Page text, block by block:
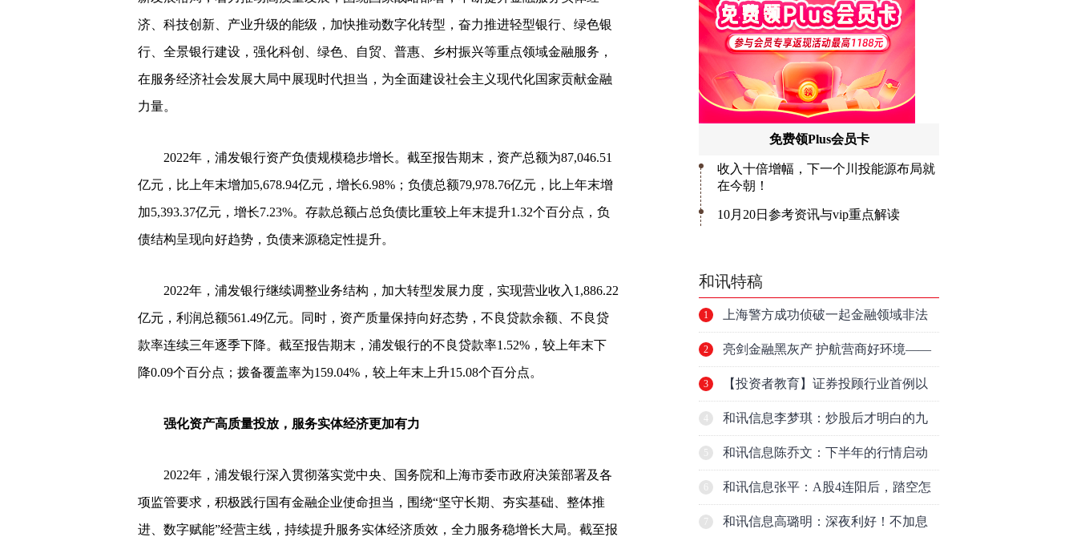
济、科技创新、产业升级的能级，加快推动数字化转型，奋力推进轻型银行、绿色银
行、全景银行建设，强化科创、绿色、自贸、普惠、乡村振兴等重点领域金融服务，
在服务经济社会发展大局中展现时代担当，为全面建设社会主义现代化国家贡献金融
力量。
2022年，浦发银行资产负债规模稳步增长。截至报告期末，资产总额为87,046.51
亿元，比上年末增加5,678.94亿元，增长6.98%；负债总额79,978.76亿元，比上年末增
加5,393.37亿元，增长7.23%。存款总额占总负债比重较上年末提升1.32个百分点，负
债结构呈现向好趋势，负债来源稳定性提升。
2022年，浦发银行继续调整业务结构，加大转型发展力度，实现营业收入1,886.22
亿元，利润总额561.49亿元。同时，资产质量保持向好态势，不良贷款余额、不良贷
款率连续三年逐季下降。截至报告期末，浦发银行的不良贷款率1.52%，较上年末下
降0.09个百分点；拨备覆盖率为159.04%，较上年末上升15.08个百分点。
强化资产高质量投放，服务实体经济更加有力
2022年，浦发银行深入贯彻落实党中央、国务院和上海市委市政府决策部署及各
项监管要求，积极践行国有金融企业使命担当，围绕“坚守长期、夯实基础、整体推
进、数字赋能”经营主线，持续提升服务实体经济质效，全力服务稳增长大局。截至报
和讯特稿
1 上海警方成功侦破一起金融领域非法
代理维权敲诈勒索案件
2 亮剑金融黑灰产 护航营商好环境——
上海普陀严打“代理维权”敲诈犯罪、筑
牢金融法治屏障
3 【投资者教育】证券投顾行业首例以
敲诈勒索罪定罪的非法代理维权案二
审宣判，主犯获刑五年
和讯信息李梦琪：炒股后才明白的九
个人生道理
5 和讯信息陈乔文：下半年的行情启动
了
和讯信息张平：A股4连阳后，踏空怎
么办？结构性回补！
7 和讯信息高璐明：深夜利好！不加息